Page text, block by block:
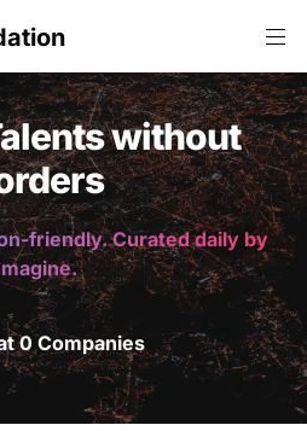
without
friendly. Curated daily by
0 Companies